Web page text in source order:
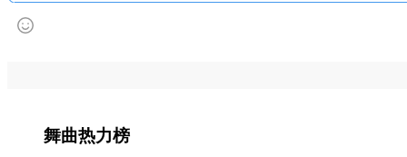
舞曲热力榜